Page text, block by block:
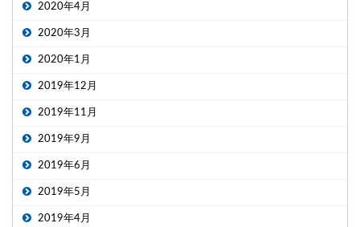
2020年4月
2020年3月
2020年1月
2019年12月
2019年11月
2019年9月
2019年6月
2019年5月
2019年4月